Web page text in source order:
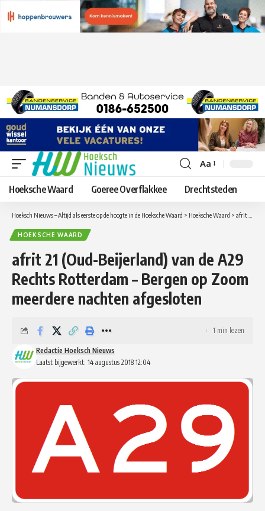
Lettergrootte
aanpassen
Aa
Hoeksche Waard Goeree Overflakkee Drechtsteden
Hoeksch Nieuws – Altijd als eerste op de hoogte in de Hoeksche Waard > Hoeksche Waard > afrit 21 (Oud-Beijerland) van de A29 Rechts Rotterdam – Bergen op Zoom meerdere nachten afgesloten
HOEKSCHE WAARD
afrit 21 (Oud-Beijerland) van de A29
Rechts Rotterdam – Bergen op Zoom
meerdere nachten afgesloten
Laatst bijgewerkt: 14 augustus 2018 12:04
Redactie Hoeksch Nieuws
1 min lezen